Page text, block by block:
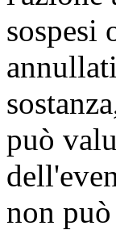
sospesi
può
non